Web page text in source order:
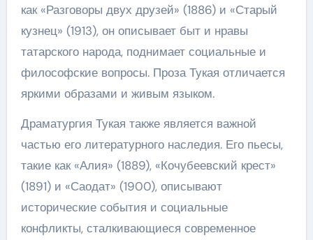
как «Разговоры двух друзей» (1886) и «Старый
кузнец» (1913), он описывает быт и нравы
татарского народа, поднимает социальные и
философские вопросы. Проза Тукая отличается
яркими образами и живым языком.
Драматургия Тукая также является важной
частью его литературного наследия. Его пьесы,
такие как «Алия» (1889), «Кочубеевский крест»
(1891) и «Саодат» (1900), описывают
исторические события и социальные
конфликты, сталкивающиеся современное